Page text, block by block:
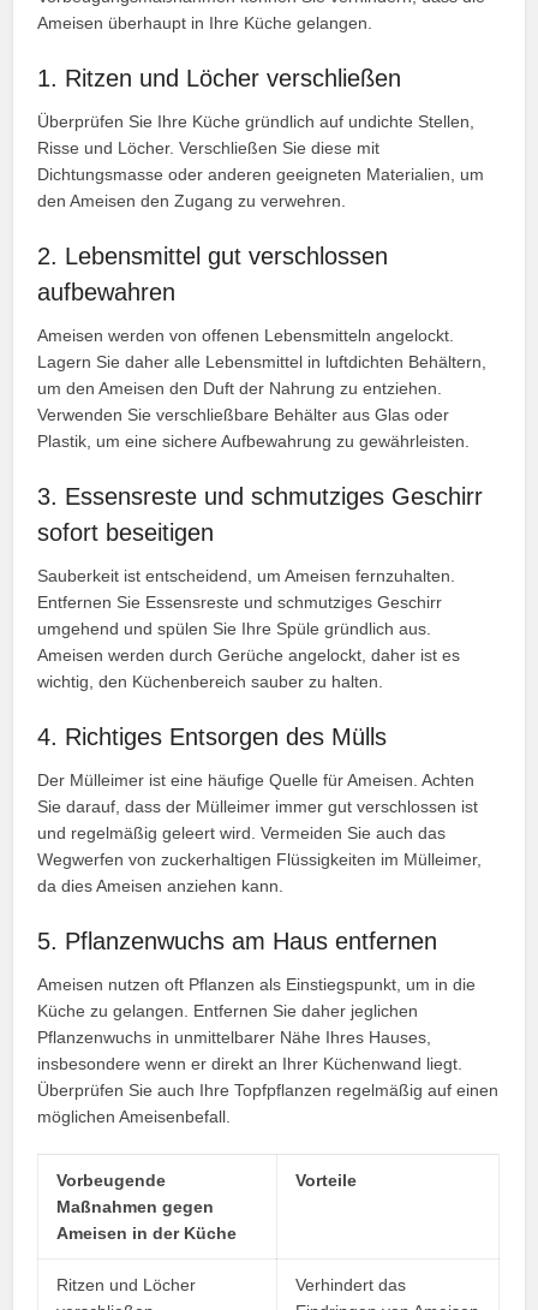
Ameisen überhaupt in Ihre Küche gelangen.
1. Ritzen und Löcher verschließen
Überprüfen Sie Ihre Küche gründlich auf undichte Stellen,
Risse und Löcher. Verschließen Sie diese mit
Dichtungsmasse oder anderen geeigneten Materialien, um
den Ameisen den Zugang zu verwehren.
2. Lebensmittel gut verschlossen
aufbewahren
Ameisen werden von offenen Lebensmitteln angelockt.
Lagern Sie daher alle Lebensmittel in luftdichten Behältern,
um den Ameisen den Duft der Nahrung zu entziehen.
Verwenden Sie verschließbare Behälter aus Glas oder
Plastik, um eine sichere Aufbewahrung zu gewährleisten.
3. Essensreste und schmutziges Geschirr
sofort beseitigen
Sauberkeit ist entscheidend, um Ameisen fernzuhalten.
Entfernen Sie Essensreste und schmutziges Geschirr
umgehend und spülen Sie Ihre Spüle gründlich aus.
Ameisen werden durch Gerüche angelockt, daher ist es
wichtig, den Küchenbereich sauber zu halten.
4. Richtiges Entsorgen des Mülls
Der Mülleimer ist eine häufige Quelle für Ameisen. Achten
Sie darauf, dass der Mülleimer immer gut verschlossen ist
und regelmäßig geleert wird. Vermeiden Sie auch das
Wegwerfen von zuckerhaltigen Flüssigkeiten im Mülleimer,
da dies Ameisen anziehen kann.
5. Pflanzenwuchs am Haus entfernen
Ameisen nutzen oft Pflanzen als Einstiegspunkt, um in die
Küche zu gelangen. Entfernen Sie daher jeglichen
Pflanzenwuchs in unmittelbarer Nähe Ihres Hauses,
insbesondere wenn er direkt an Ihrer Küchenwand liegt.
Überprüfen Sie auch Ihre Topfpflanzen regelmäßig auf einen
möglichen Ameisenbefall.
Vorbeugende
Maßnahmen gegen
Ameisen in der Küche
Vorteile
Ritzen und Löcher
Verhindert das